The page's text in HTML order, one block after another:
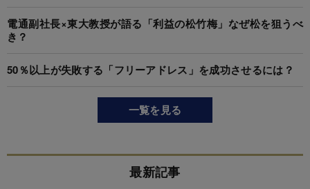
電通副社長×東大教授が語る「利益の松竹梅」なぜ松を狙うべ
き？
50％以上が失敗する「フリーアドレス」を成功させるには？
一覧を見る
最新記事